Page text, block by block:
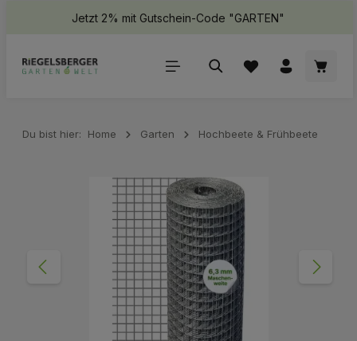
springenJetzt 2% mit Gutschein-Code "GARTEN"
Du bist hier: Home Garten Hochbeete & Frühbeete
Bildergalerie überspringen